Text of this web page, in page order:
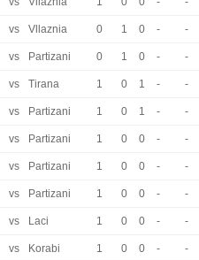
vs Vllaznia 0 1 0 - -
vs Partizani 0 1 0 - -
vs Tirana 1 0 1 - -
vs Partizani 1 0 1 - -
vs Partizani 1 0 0 - -
vs Partizani 1 0 0 - -
vs Partizani 1 0 0 - -
vs Laci 1 0 0 - -
vs Korabi 1 0 0 - -